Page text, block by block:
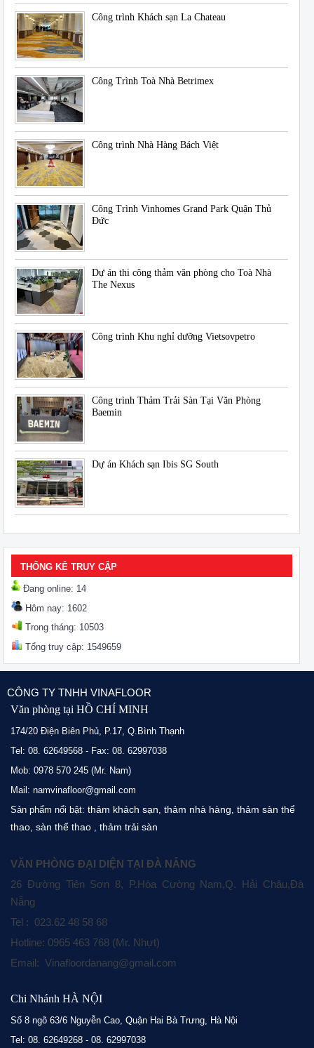
Công trình Khách sạn La Chateau
Công Trình Toà Nhà Betrimex
Công trình Nhà Hàng Bách Việt
Công Trình Vinhomes Grand Park Quận Thủ
Đức
Dự án thi công thảm văn phòng cho Toà Nhà
The Nexus
Công trình Khu nghỉ dưỡng Vietsovpetro
Công trình Thảm Trải Sàn Tại Văn Phòng
Baemin
Dự án Khách sạn Ibis SG South
THỐNG KÊ TRUY CẬP
Đang online: 14
Hôm nay: 1602
Trong tháng: 10503
Tổng truy cập: 1549659
CÔNG TY TNHH VINAFLOOR
Văn phòng tại HỒ CHÍ MINH
174/20 Điện Biên Phủ, P.17, Q.Bình Thạnh
Tel: 08. 62649568 - Fax: 08. 62997038
Mob: 0978 570 245 (Mr. Nam)
Mail: namvinafloor@gmail.com
Sản phẩm nổi bật: thảm khách sạn thảm nhà hàng thảm sàn thể
thao sàn thể thao thảm trải sàn
VĂN PHÒNG ĐẠI DIỆN TẠI ĐÀ NẴNG
26 Đường Tiên Sơn 8, P.Hòa Cường Nam,Q. Hải Châu,Đà
Nẵng
Tel : 023.62 48 58 68
Hotline: 0965 463 768 (Mr. Nhựt)
Email: Vinafloordanang@gmail.com
Chi Nhánh HÀ NỘI
Số 8 ngõ 63/6 Nguyễn Cao, Quận Hai Bà Trưng, Hà Nội
Tel: 08. 62649268 - 08. 62997038